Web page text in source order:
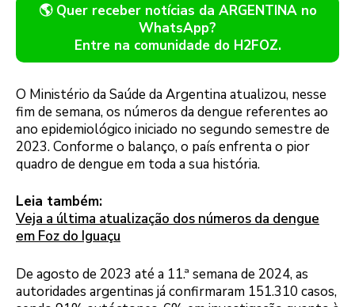
🌎 Quer receber notícias da ARGENTINA no
WhatsApp?
Entre na comunidade do H2FOZ.
O Ministério da Saúde da Argentina atualizou, nesse
fim de semana, os números da dengue referentes ao
ano epidemiológico iniciado no segundo semestre de
2023. Conforme o balanço, o país enfrenta o pior
quadro de dengue em toda a sua história.
Leia também:
Veja a última atualização dos números da dengue
em Foz do Iguaçu
De agosto de 2023 até a 11.ª semana de 2024, as
autoridades argentinas já confirmaram 151.310 casos,